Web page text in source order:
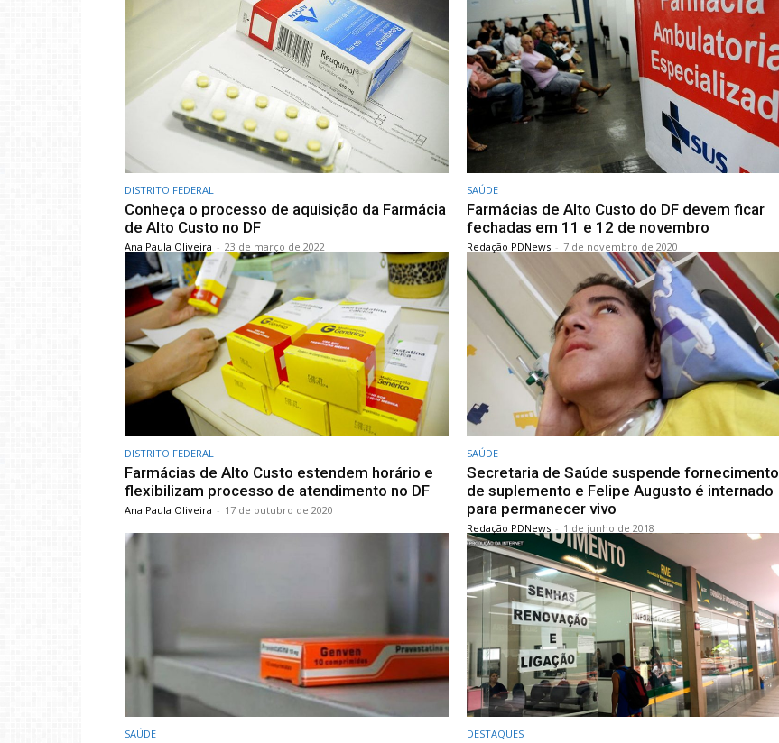
DISTRITO FEDERAL
Conheça o processo de aquisição da Farmácia
de Alto Custo no DF
Ana Paula Oliveira - 23 de março de 2022
SAÚDE
Farmácias de Alto Custo do DF devem ficar
fechadas em 11 e 12 de novembro
Redação PDNews - 7 de novembro de 2020
DISTRITO FEDERAL
Farmácias de Alto Custo estendem horário e
flexibilizam processo de atendimento no DF
Ana Paula Oliveira - 17 de outubro de 2020
SAÚDE
Secretaria de Saúde suspende fornecimento
de suplemento e Felipe Augusto é internado
para permanecer vivo
Redação PDNews - 1 de junho de 2018
SAÚDE DESTAQUES